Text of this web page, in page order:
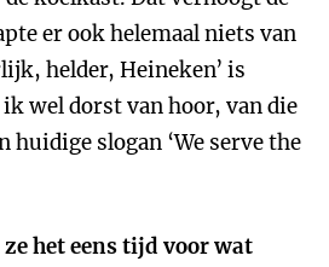
er ook helemaal niets van
helder, Heineken’ is
wel dorst van hoor, van die
huidige slogan ‘We serve the
het eens tijd voor wat